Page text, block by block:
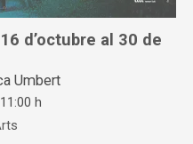
d’octubre al 30 de
Umbert
11:00 h